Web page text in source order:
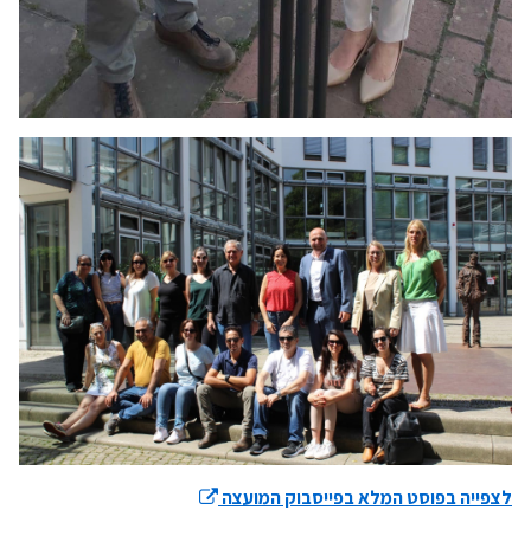
לצפייה בפוסט המלא בפייסבוק המועצה